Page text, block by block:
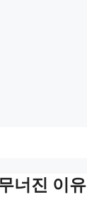
너진 이유